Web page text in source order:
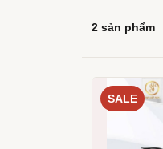
2 sản phẩm
SALE